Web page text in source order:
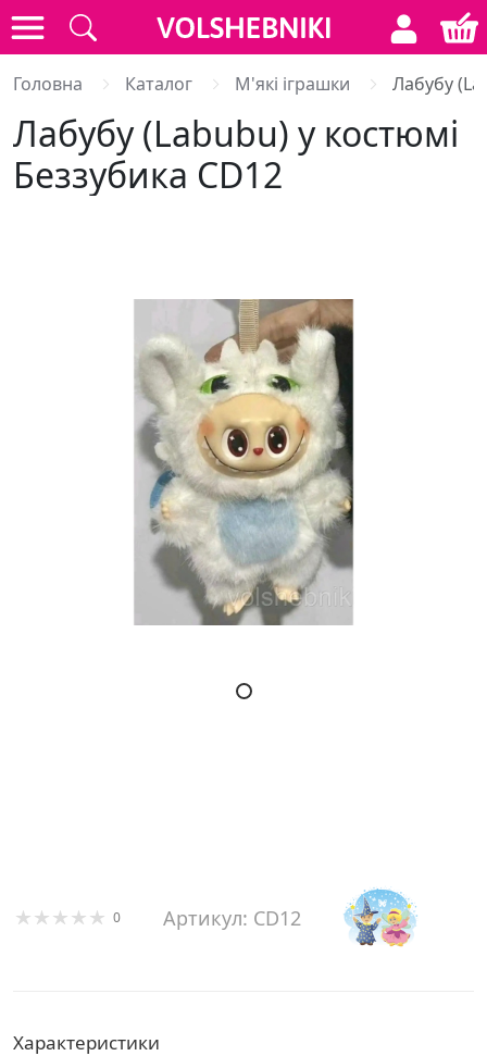
Головна Каталог М'які іграшки Лабубу
Лабубу (Labubu) у костюмі
Беззубика CD12
0 Артикул: CD12
Характеристики